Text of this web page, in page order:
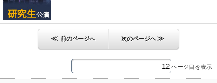
≪ 前のページへ 次のページへ≫
ページ目を表示